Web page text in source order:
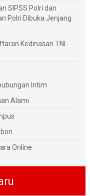
SIPSS Polri dan
Polri Dibuka Jenjang
Kedinasan TNI
Intim
Alami
Online